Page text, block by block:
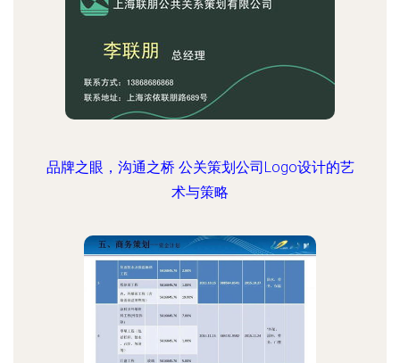
品牌之眼，沟通之桥 公关策划公司Logo设计的艺
术与策略